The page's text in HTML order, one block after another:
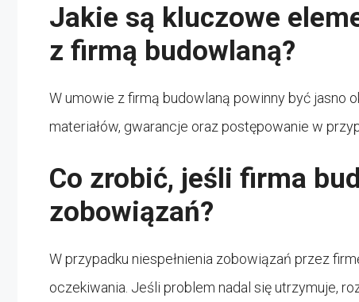
Jakie są kluczowe
z firmą budowlaną?
W umowie z firmą budowlaną powinny być jasno
materiałów, gwarancje oraz postępowanie w
Co zrobić, jeśli firma
zobowiązań?
W przypadku niespełnienia zobowiązań przez
oczekiwania. Jeśli problem nadal się utrzymuje,